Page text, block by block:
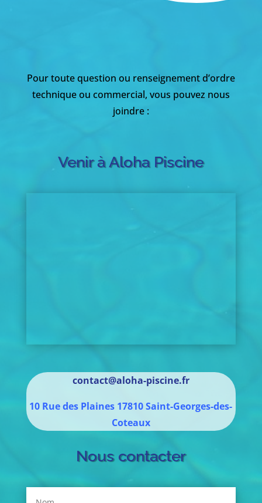
Pour toute question ou renseignement d’ordre
technique ou commercial, vous pouvez nous
joindre :
Venir à Aloha Piscine
contact@aloha-piscine.fr
10 Rue des Plaines 17810Saint-Georges-des-
Coteaux
Nous contacter